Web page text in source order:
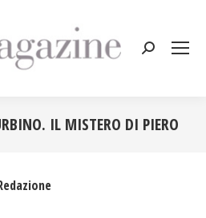
Cerca:
IL MISTERO DI PIERO